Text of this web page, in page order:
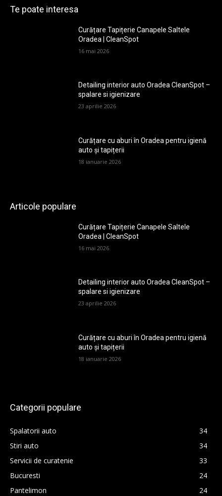
Te poate interesa
Curățare Tapițerie Canapele Saltele
Oradea | CleanSpot
16 mai 2026
Detailing interior auto Oradea CleanSpot –
spalare si igienizare
23 aprilie 2026
Curățare cu aburi în Oradea pentru igienă
auto și tapițerii
18 ianuarie 2026
Articole populare
Curățare Tapițerie Canapele Saltele
Oradea | CleanSpot
16 mai 2026
Detailing interior auto Oradea CleanSpot –
spalare si igienizare
23 aprilie 2026
Curățare cu aburi în Oradea pentru igienă
auto și tapițerii
18 ianuarie 2026
Categorii populare
Spalatorii auto
34
Stiri auto
34
Servicii de curatenie
33
Bucuresti
24
Pantelimon
24